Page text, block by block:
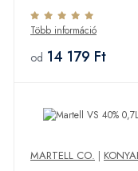
Több információ
od 14 179 Ft
MARTELL CO. |